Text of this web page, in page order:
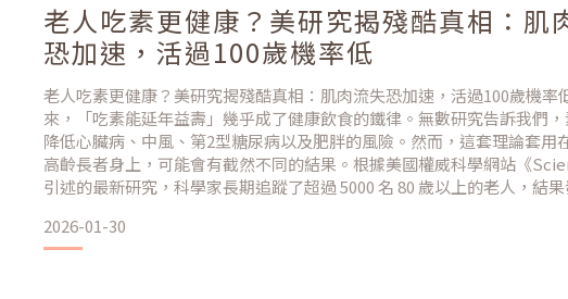
老人吃素更健康？美研究揭殘酷真相：肌
恐加速，活過100歲機率低
老人吃素更健康？美研究揭殘酷真相：肌肉流失恐加速，活過100歲機率
來，「吃素能延年益壽」幾乎成了健康飲食的鐵律。無數研究告訴我們
降低心臟病、中風、第2型糖尿病以及肥胖的風險。然而，這套理論套用
高齡長者身上，可能會有截然不同的結果。根據美國權威科學網站《
引述的最新研究，科學家長期追蹤了超過 5000 名 80 歲以上的老人，結
竟然比較低。為什麼
2026-01-30